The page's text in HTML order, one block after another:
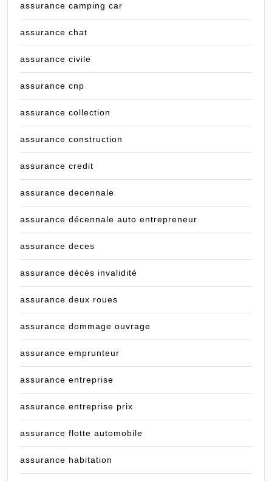
assurance camping car
assurance chat
assurance civile
assurance cnp
assurance collection
assurance construction
assurance credit
assurance decennale
assurance décennale auto entrepreneur
assurance deces
assurance décès invalidité
assurance deux roues
assurance dommage ouvrage
assurance emprunteur
assurance entreprise
assurance entreprise prix
assurance flotte automobile
assurance habitation